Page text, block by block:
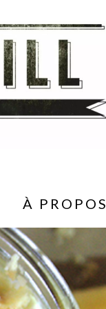
À PROPOS